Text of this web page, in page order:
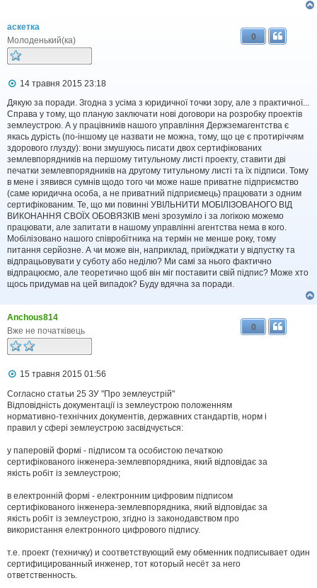
аскетка
Молоденький(ка)
0
П
в
і
д
о
м
л
е
н
н
я
14 травня 2015 23:18
Дякую за поради. Згодна з усiма з юридичної точки зору, але з практичної...
Справа у тому, що планую заключати нові договори на розробку проектів
землеустрою. А у працівників нашого управління Держземагентства є
якась дурість (по-іншому це назвати не можна, тому, що це є протиріччям
здорового глузду): вони змушуюсь писати двох сертифікованих
землевпорядників на першому титульному листі проекту, ставити дві
печатки землевпорядників на другому титульному листі та їх підписи. Тому
в мене і зявився сумнів щодо того чи може наше приватне підприємство
(саме юридична особа, а не приватний підприємець) працювати з одним
сертифікованим. Те, що ми повинні УВІЛЬНИТИ МОБІЛІЗОВАНОГО ВІД
ВИКОНАННЯ СВОЇХ ОБОВЯЗКІВ мені зрозуміло і за логікою можемо
працювати, але запитати в нашому управлінні агентства нема в кого.
Мобілізовано нашого співробітника на термін не менше року, тому
питання серйозне. А чи може він, наприклад, приїжджати у відпустку та
відпрацьовувати у суботу або неділю? Ми самі за нього фактично
відпрацюємо, але теоретично щоб він міг поставити свій підпис? Може хто
щось придумав на цей випадок? Буду вдячна за поради.
Anchous814
Вже не початківець
0
П
в
і
д
о
м
е
н
н
15 травня 2015 01:56
Согласно статьи 25 ЗУ "Про землеустрій"
Відповідність документації із землеустрою положенням
нормативно-технічних документів, державних стандартів, норм і
правил у сфері землеустрою засвідчується:
у паперовій формі - підписом та особистою печаткою
сертифікованого інженера-землевпорядника, який відповідає за
якість робіт із землеустрою;
в електронній формі - електронним цифровим підписом
сертифікованого інженера-землевпорядника, який відповідає за
якість робіт із землеустрою, згідно із законодавством про
використання електронного цифрового підпису.
т.е. проект (техничку) и соответствующий ему обменник подписывает один
сертифицированный инженер, тот который несёт за него
ответственность.